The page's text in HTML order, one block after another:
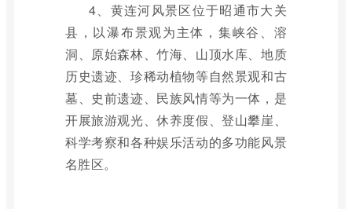
4、黄连河风景区位于昭通市大关
县，以瀑布景观为主体，集峡谷、溶
洞、原始森林、竹海、山顶水库、地质
历史遗迹、珍稀动植物等自然景观和古
墓、史前遗迹、民族风情等为一体，是
开展旅游观光、休养度假、登山攀崖、
科学考察和各种娱乐活动的多功能风景
名胜区。